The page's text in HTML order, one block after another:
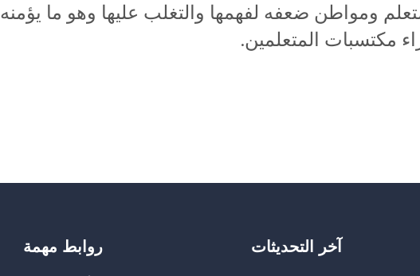
ومواطن ضعفه لفهمها والتغلب عليها وهو ما يؤمنه
مكتسبات المتعلمين.
آخر التحديثات روابط مهمة